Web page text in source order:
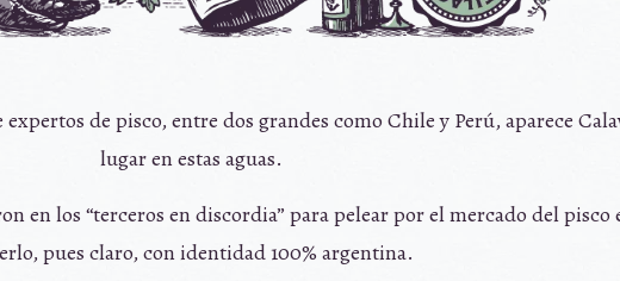
de pisco, entre dos grandes como Chile y Perú, aparece
lugar en estas aguas.
en los “terceros en discordia” para pelear por el mercado del pisco
pues claro, con identidad 100% argentina.